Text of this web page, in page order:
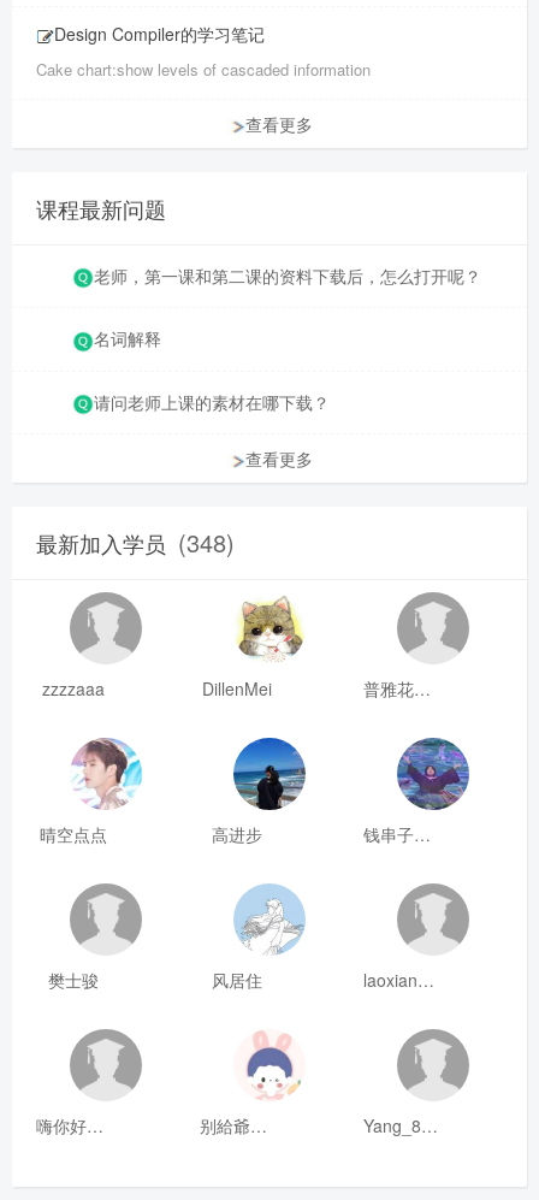
Design Compiler的学习笔记
Cake chart:show levels of cascaded information
查看更多
课程最新问题
老师，第一课和第二课的资料下载后，怎么打开呢？
名词解释
请问老师上课的素材在哪下载？
查看更多
最新加入学员 (348)
zzzzaaa DillenMei 普雅花qya
晴空点点 高进步 钱串子123
樊士骏 风居住 laoxianrou
嗨你好8mm 别給爺装纯 Yang_811